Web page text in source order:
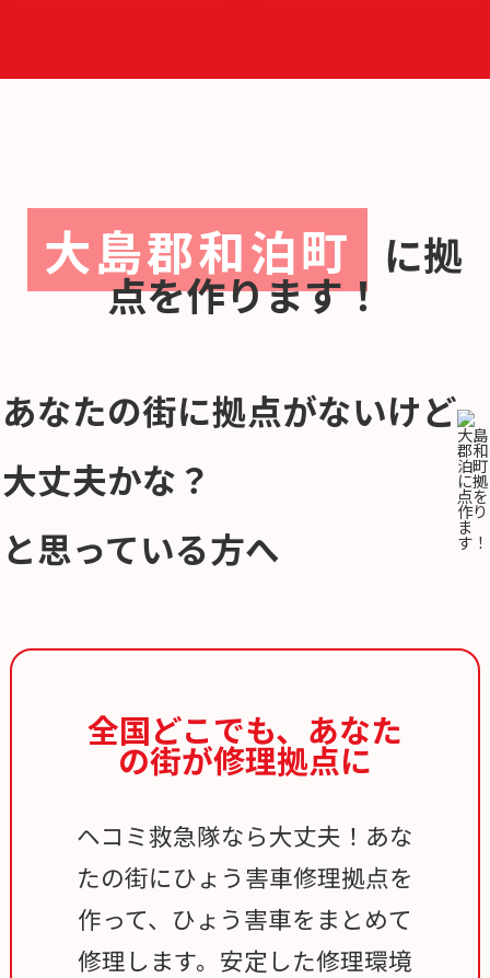
大島郡和泊町 に拠
点を作ります！
あなたの街に拠点がないけど
大丈夫かな？
と思っている方へ
全国どこでも、 あなた
の街が修理拠点に
ヘコミ救急隊なら大丈夫！あな
たの街にひょう害車修理拠点を
作って、ひょう害車をまとめて
修理します。安定した修理環境